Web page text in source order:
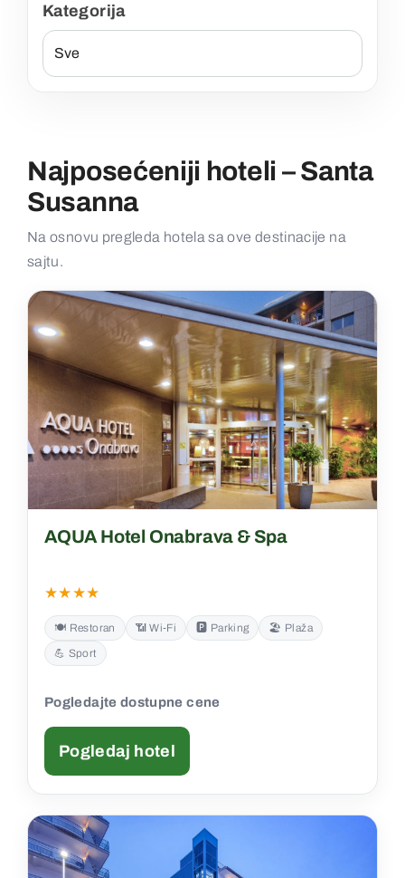
Kategorija
Najposećeniji hoteli – Santa
Susanna
Na osnovu pregleda hotela sa ove destinacije na
sajtu.
AQUA Hotel Onabrava & Spa
★★★★
🍽️ Restoran 📶 Wi‑Fi 🅿️ Parking
🏖️ Plaža
💪 Sport
Pogledajte dostupne cene
Pogledaj hotel